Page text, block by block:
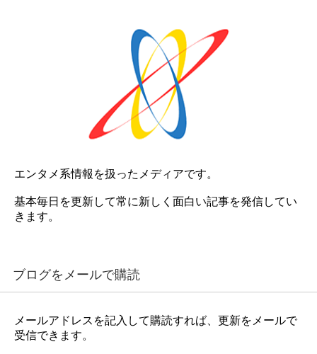
エンタメ系情報を扱ったメディアです。
基本毎日を更新して常に新しく面白い記事を発信してい
きます。
ブログをメールで購読
メールアドレスを記入して購読すれば、更新をメールで
受信できます。